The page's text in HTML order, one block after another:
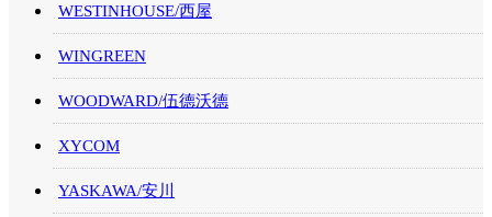
WESTINHOUSE/西屋
WINGREEN
WOODWARD/伍德沃德
XYCOM
YASKAWA/安川